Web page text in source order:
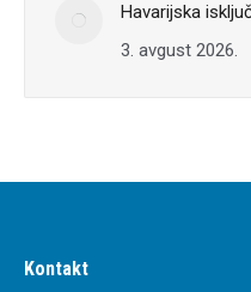
Havarijska
3. avgust 2026.
Kontakt